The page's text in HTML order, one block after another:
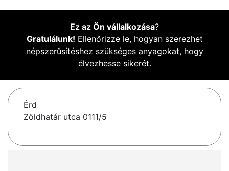
Ez az Ön vállalkozása?
Gratulálunk! Ellenőrizze le, hogyan szerezhet
népszerűsítéshez szükséges anyagokat, hogy
élvezhesse sikerét.
Érd
Zöldhatár utca 0111/5